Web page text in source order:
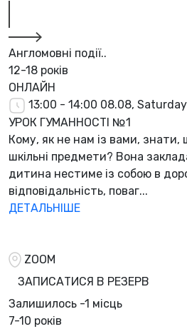
Англомовні події..
12-18 років
ОНЛАЙН
13:00 - 14:00 08.08, Saturday
УРОК ГУМАННОСТІ №1
Кому, як не нам із вами, знати,
шкільні предмети? Вона
дитина нестиме із собою в
відповідальність, поваг...
ДЕТАЛЬНІШЕ
ZOOM
ЗАПИСАТИСЯ В РЕЗЕРВ
Залишилось -1 місць
7-10 років